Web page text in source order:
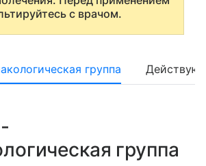
с врачом.
группа
группа